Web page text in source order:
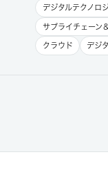
デジタルテクノロ
サプライチェーン
クラウド デジ